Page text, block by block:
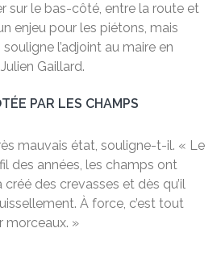
sur le bas-côté, entre la route et
enjeu pour les piétons, mais
l’adjoint au maire en
Gaillard.
PAR LES CHAMPS
mauvais état, souligne-t-il. « Le
fil des années, les champs ont
des crevasses et dès qu’il
À force, c’est tout
morceaux. »